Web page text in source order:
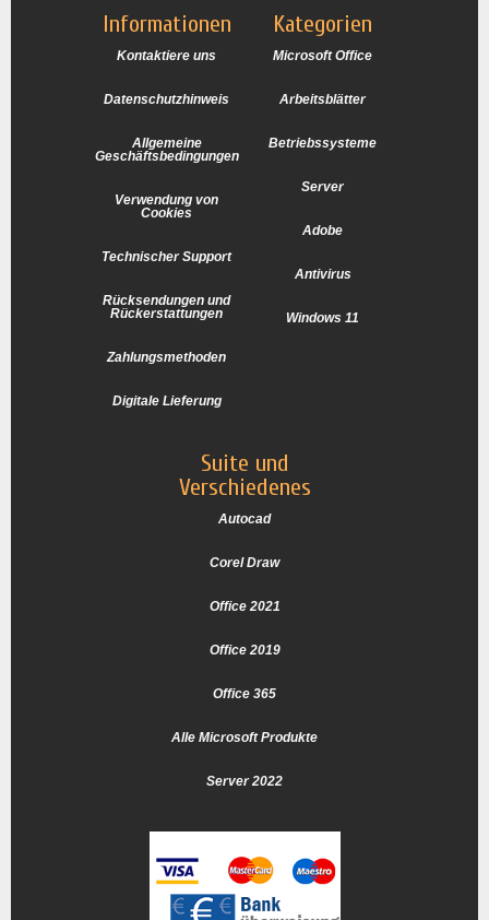
Informationen
Kontaktiere uns
Datenschutzhinweis
Allgemeine
Geschäftsbedingungen
Verwendung von
Cookies
Technischer Support
Rücksendungen und
Rückerstattungen
Zahlungsmethoden
Digitale Lieferung
Kategorien
Microsoft Office
Arbeitsblätter
Betriebssysteme
Server
Adobe
Antivirus
Windows 11
Suite und
Verschiedenes
Autocad
Corel Draw
Office 2021
Office 2019
Office 365
Alle Microsoft Produkte
Server 2022